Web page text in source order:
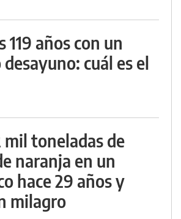
119 años con un
cuál es el
mil toneladas de
naranja en un
hace 29 años y
milagro